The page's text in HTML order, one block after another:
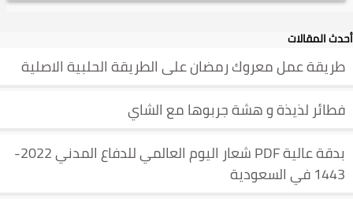
أحدث المقالات
طريقة عمل معروك رمضان على الطريقة الحلبية الاصلية
فطائر لذيذة و هشة جربوها مع الشاي
بدقة عالية PDF شعار اليوم العالمي للدفاع المدني 2022-
1443 في السعودية